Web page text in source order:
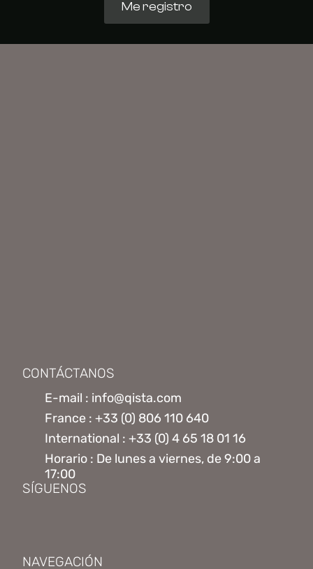
Me registro
CONTÁCTANOS
E-mail : info@qista.com
France : +33 (0) 806 110 640
International : +33 (0) 4 65 18 01 16
Horario : De lunes a viernes, de 9:00 a
17:00
SÍGUENOS
NAVEGACIÓN